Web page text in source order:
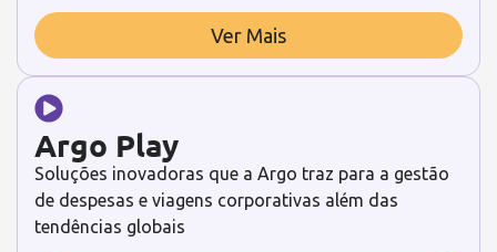
Ver Mais
Argo Play
Soluções inovadoras que a Argo traz para a gestão
de despesas e viagens corporativas além das
tendências globais